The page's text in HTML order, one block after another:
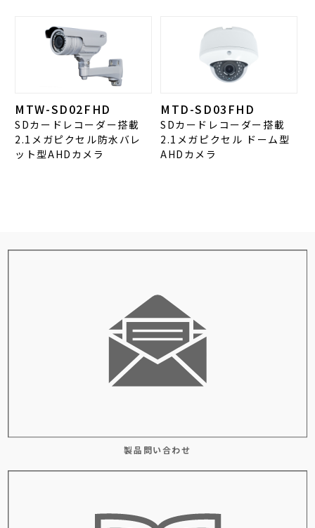
MTW-SD02FHD
SDカードレコーダー搭載
2.1メガピクセル防水バレ
ット型AHDカメラ
MTD-SD03FHD
SDカードレコーダー搭載
2.1メガピクセル ドーム型
AHDカメラ
製品問い合わせ